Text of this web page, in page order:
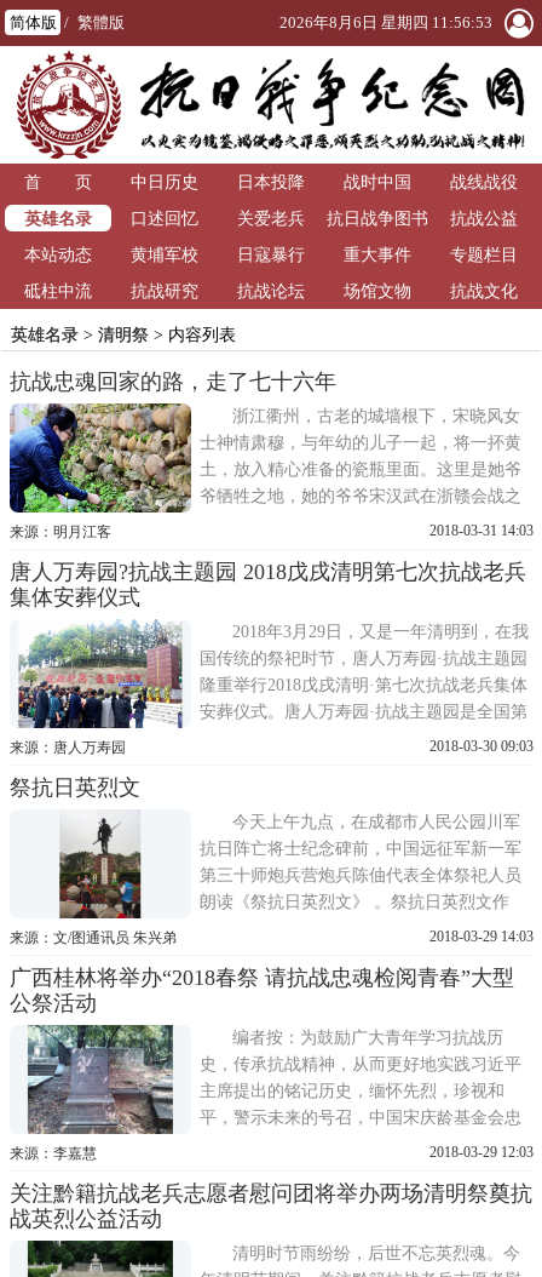
简体版 / 繁體版 2026年8月6日 星期四 11:56:53
首 页 中日历史 日本投降 战时中国
战线战役
英雄名录
口述回忆 关爱老兵
抗日战争图书
馆
抗战公益
本站动态
黄埔军校 日寇暴行 重大事件
专题栏目
砥柱中流
抗战研究 抗战论坛 场馆文物 抗战文化
英雄名录> 清明祭> 内容列表
抗战忠魂回家的路，走了七十六年
浙江衢州，古老的城墙根下，宋晓风女
士神情肃穆，与年幼的儿子一起，将一抔黄
土，放入精心准备的瓷瓶里面。这里是她爷
爷牺牲之地，她的爷爷宋汉武在浙赣会战之
衢州保卫战中为国捐躯，长眠衢州。宋晓风
家族的期盼，迎接她的爷爷——宋汉武烈士
了七十六年!忠魂回家的路，走了...
来源：明月江客 2018-03-31 14:03
唐人万寿园?抗战主题园 2018戊戌清明第七次抗战老兵
集体安葬仪式
2018年3月29日，又是一年清明到，在我
国传统的祭祀时节，唐人万寿园·抗战主题园
隆重举行2018戊戌清明·第七次抗战老兵集体
安葬仪式。唐人万寿园·抗战主题园是全国第
一家以抗战为主题的陵园，自2015年开始，
来源：唐人万寿园 2018-03-30 09:03
祭抗日英烈文
今天上午九点，在成都市人民公园川军
抗日阵亡将士纪念碑前，中国远征军新一军
第三十师炮兵营炮兵陈伷代表全体祭祀人员
朗读《祭抗日英烈文》 。祭抗日英烈文作
者：朱兴弟维公元2018年，岁在戊戌，节届
愿者一行，恭奉鲜花挽联之仪，谨祭告于抗
炭，国民遭殃。杀我同胞，...
来源：文/图通讯员 朱兴弟 2018-03-29 14:03
广西桂林将举办“2018春祭 请抗战忠魂检阅青春”大型
公祭活动
编者按：为鼓励广大青年学习抗战历
史，传承抗战精神，从而更好地实践习近平
主席提出的铭记历史，缅怀先烈，珍视和
平，警示未来的号召，中国宋庆龄基金会忠
魂公益基金已连续两年在全国各地举办请抗
抗战忠魂检阅青春大型祭奠活动将于4月1日
宋庆龄基金会忠魂公益基金主办，中...
来源：李嘉慧 2018-03-29 12:03
关注黔籍抗战老兵志愿者慰问团将举办两场清明祭奠抗
战英烈公益活动
清明时节雨纷纷，后世不忘英烈魂。今